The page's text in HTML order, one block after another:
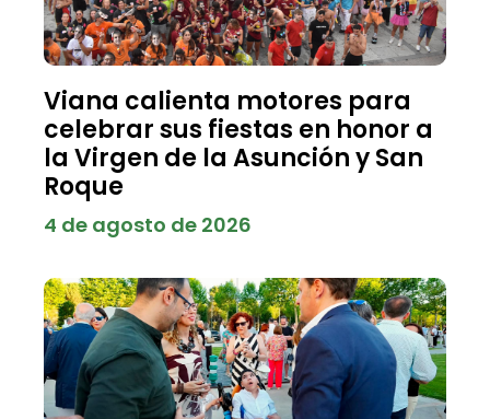
Viana calienta motores para
celebrar sus fiestas en honor a
la Virgen de la Asunción y San
Roque
4 de agosto de 2026